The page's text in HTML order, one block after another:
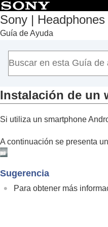
Sony |
Guía de Ayuda
Principio
Introducción
Utilización
Acerca del
Funciones
Funciones
Funciones
Consulta
Información importante
Solución de problemas
Instalación de un
Si utiliza un smartphone
A continuación se presenta
Sugerencia
Para obtener más